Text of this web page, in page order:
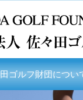
ゴルフ財団につい